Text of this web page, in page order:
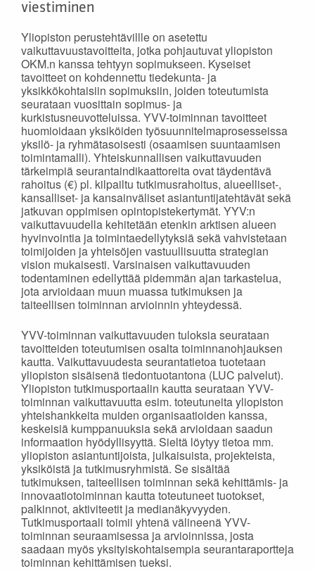
viestiminen
Yliopiston perustehtävillle on asetettu
vaikuttavuustavoitteita, jotka pohjautuvat yliopiston
OKM.n kanssa tehtyyn sopimukseen. Kyseiset
tavoitteet on kohdennettu tiedekunta- ja
yksikkökohtaisiin sopimuksiin, joiden toteutumista
seurataan vuosittain sopimus- ja
kurkistusneuvotteluissa. YVV-toiminnan tavoitteet
huomioidaan yksiköiden työsuunnitelmaprosesseissa
yksilö- ja ryhmätasoisesti (osaamisen suuntaamisen
toimintamalli). Yhteiskunnallisen vaikuttavuuden
tärkeimpiä seurantaindikaattoreita ovat täydentävä
rahoitus (€) pl. kilpailtu tutkimusrahoitus, alueelliset-,
kansalliset- ja kansainväliset asiantuntijatehtävät sekä
jatkuvan oppimisen opintopistekertymät. YYV:n
vaikuttavuudella kehitetään etenkin arktisen alueen
hyvinvointia ja toimintaedellytyksiä sekä vahvistetaan
toimijoiden ja yhteisöjen vastuullisuutta strategian
vision mukaisesti. Varsinaisen vaikuttavuuden
todentaminen edellyttää pidemmän ajan tarkastelua,
jota arvioidaan muun muassa tutkimuksen ja
taiteellisen toiminnan arvioinnin yhteydessä.
YVV-toiminnan vaikuttavuuden tuloksia seurataan
tavoitteiden toteutumisen osalta toiminnanohjauksen
kautta. Vaikuttavuudesta seurantatietoa tuotetaan
yliopiston sisäisenä tiedontuotantona (LUC palvelut).
Yliopiston tutkimusportaalin kautta seurataan YVV-
toiminnan vaikuttavuutta esim. toteutuneita yliopiston
yhteishankkeita muiden organisaatioiden kanssa,
keskeisiä kumppanuuksia sekä arvioidaan saadun
informaation hyödyllisyyttä. Sieltä löytyy tietoa mm.
yliopiston asiantuntijoista, julkaisuista, projekteista,
yksiköistä ja tutkimusryhmistä. Se sisältää
tutkimuksen, taiteellisen toiminnan sekä kehittämis- ja
innovaatiotoiminnan kautta toteutuneet tuotokset,
palkinnot, aktiviteetit ja medianäkyvyyden.
Tutkimusportaali toimii yhtenä välineenä YVV-
toiminnan seuraamisessa ja arvioinnissa, josta
saadaan myös yksityiskohtaisempia seurantaraportteja
toiminnan kehittämisen tueksi.